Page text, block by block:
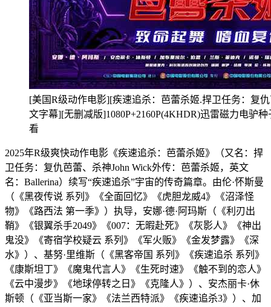
[美国R级动作电影][疾速追杀：芭蕾杀姬.捍卫任务：复
文字幕][无删减版]1080P+2160P(4KHDR)迅雷磁力电驴
看
2025年R级爽快动作电影《疾速追杀：芭蕾杀姬》（又名：捍
卫任务：复仇芭蕾、杀神John Wick外传：芭蕾杀姬，英文
名：Ballerina）续写“疾速追杀”宇宙的传奇篇章。由伦·怀斯曼
（《黑夜传说 系列》《全面回忆》《虎胆龙威4》《沼泽怪
物》《路西法 第一季》）执导，安娜·德·阿玛斯（《利刃出
鞘》《银翼杀手2049》《007：无暇赴死》《灰影人》《神出
鬼没》《寄宿学校疑云 系列》《军火贩》《金发梦露》《深
水》）、基努·里维斯（《黑客帝国 系列》《疾速追杀 系列》
《康斯坦丁》《魔鬼代言人》《生死时速》《触不到的恋人》
《云中漫步》《地球停转之日》《克隆人》）、安杰丽卡·休
斯顿（《亚当斯一家》《法兰西特派》《疾速追杀3》）、加